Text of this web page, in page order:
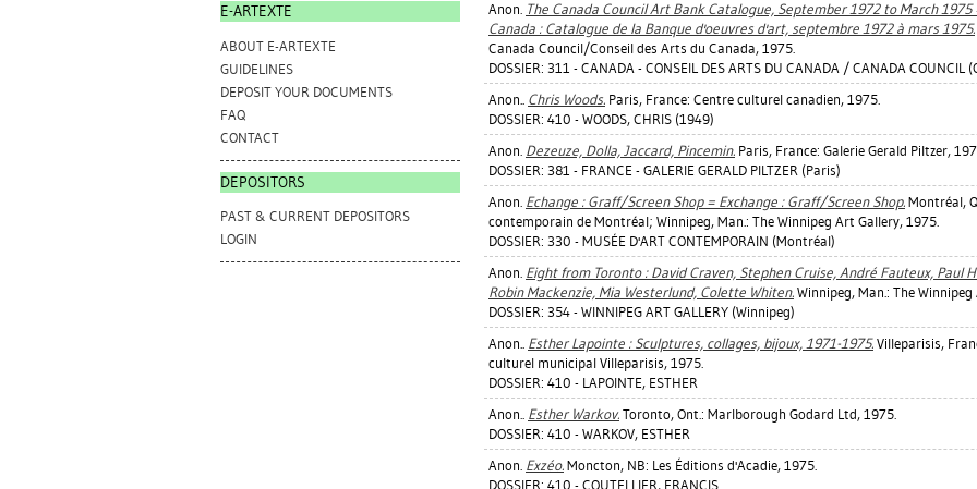
E-ARTEXTE
ABOUT E-ARTEXTE
GUIDELINES
DEPOSIT YOUR DOCUMENTS
FAQ
CONTACT
DEPOSITORS
PAST & CURRENT DEPOSITORS
LOGIN
Anon. The Canada Council Art Bank Catalogue, September 1972 to March 1975
Canada : Catalogue de la Banque d'oeuvres d'art, septembre 1972 à mars 1975.
Canada Council/Conseil des Arts du Canada, 1975.
DOSSIER: 311 - CANADA - CONSEIL DES ARTS DU CANADA / CANADA COUNCIL
Anon.. Chris Woods. Paris, France: Centre culturel canadien, 1975.
DOSSIER: 410 - WOODS, CHRIS (1949)
Anon. Dezeuze, Dolla, Jaccard, Pincemin. Paris, France: Galerie Gerald Piltzer,
DOSSIER: 381 - FRANCE - GALERIE GERALD PILTZER (Paris)
Anon. Echange : Graff/Screen Shop = Exchange : Graff/Screen Shop. Montréal,
contemporain de Montréal; Winnipeg, Man.: The Winnipeg Art Gallery, 1975.
DOSSIER: 330 - MUSÉE D'ART CONTEMPORAIN (Montréal)
Anon. Eight from Toronto : David Craven, Stephen Cruise, André Fauteux, Paul
Robin Mackenzie, Mia Westerlund, Colette Whiten. Winnipeg, Man.: The
DOSSIER: 354 - WINNIPEG ART GALLERY (Winnipeg)
Anon.. Esther Lapointe : Sculptures, collages, bijoux, 1971-1975. Villeparisis,
culturel municipal Villeparisis, 1975.
DOSSIER: 410 - LAPOINTE, ESTHER
Anon.. Esther Warkov. Toronto, Ont.: Marlborough Godard Ltd, 1975.
DOSSIER: 410 - WARKOV, ESTHER
Anon. Exzéo. Moncton, NB: Les Éditions d'Acadie, 1975.
DOSSIER: 410 - COUTELLIER, FRANCIS